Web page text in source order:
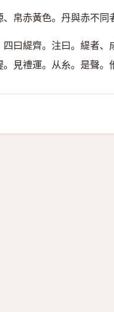
帛赤黃色。丹與赤不
曰緹齊。注曰。緹者、
見禮運。 从糸。是聲。